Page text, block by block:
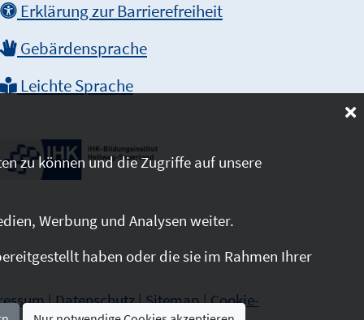
Erklärung zur Barrierefreiheit
Gebärdensprache
Leichte Sprache
|Datenschutz|Sitemap|Cookie-
zu können und die Zugriffe auf unsere
Werbung und Analysen weiter.
haben oder die sie im Rahmen Ihrer